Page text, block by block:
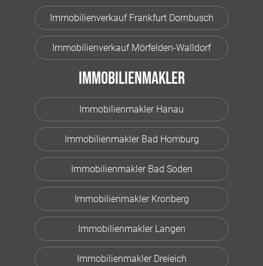
Immobilienverkauf Frankfurt Dornbusch
Immobilienverkauf Mörfelden-Walldorf
Immobilienmakler
Immobilienmakler Hanau
Immobilienmakler Bad Homburg
Immobilienmakler Bad Soden
Immobilienmakler Kronberg
Immobilienmakler Langen
Immobilienmakler Dreieich